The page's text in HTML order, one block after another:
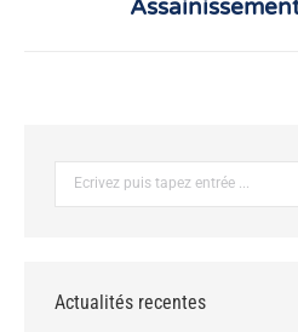
Actualités recentes